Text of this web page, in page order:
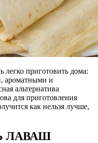
легко приготовить дома:
ароматными и
альтернатива
для приготовления
как нельзя лучше,
ЛАВАШ